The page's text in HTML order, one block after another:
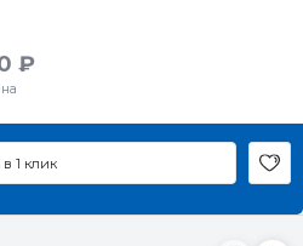
₽
1 клик